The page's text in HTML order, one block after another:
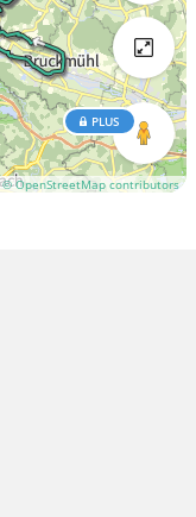
© OpenStreetMap contributors
PLUS